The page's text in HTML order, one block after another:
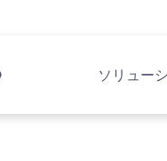
ソリュー